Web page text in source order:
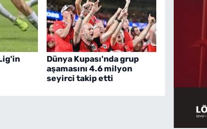
Dünya Kupası'nda grup
aşamasını 4.6 milyon
seyirci takip etti